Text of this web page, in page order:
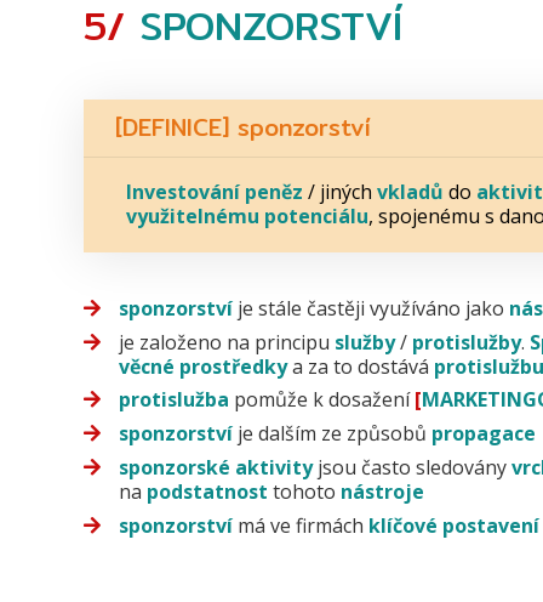
5/ SPONZORSTVÍ
[DEFINICE] sponzorství
Investování peněz / jiných vkladů do aktivit
využitelnému potenciálu, spojenému s
sponzorstvíje stále častěji využíváno jako
je založeno na principu služby/ protislužby.
věcné prostředkya za to dostává protislužbu
protislužba pomůže k dosažení[
sponzorstvíje dalším ze způsobů propagace
sponzorské aktivityjsou často sledovány
na podstatnost tohoto nástroje
sponzorstvímá ve firmách klíčové postavení